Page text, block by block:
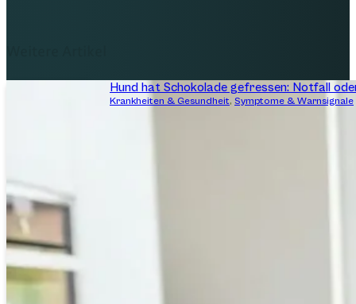
Hund hat Schokolade gefressen: Notfall
Krankheiten & Gesundheit, Symptome & Warnsignale